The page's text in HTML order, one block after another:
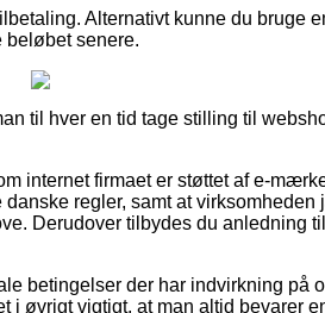
Alternativt kunne du bruge
senere.
til hver en tid tage stilling til
internet firmaet er støttet af e-
regler, samt at
Derudover tilbydes du anledning
betingelser der har indvirkning på
i øvrigt vigtigt, at man altid bevarer